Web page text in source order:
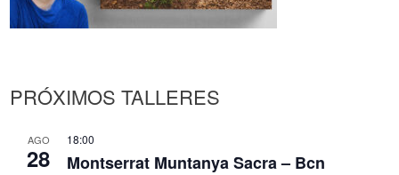
PRÓXIMOS TALLERES
AGO
28
18:00
Montserrat Muntanya Sacra – Bcn